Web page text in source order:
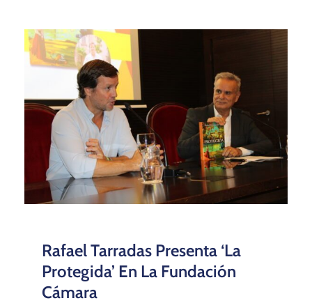
Rafael Tarradas Presenta ‘La
Protegida’ En La Fundación
Cámara